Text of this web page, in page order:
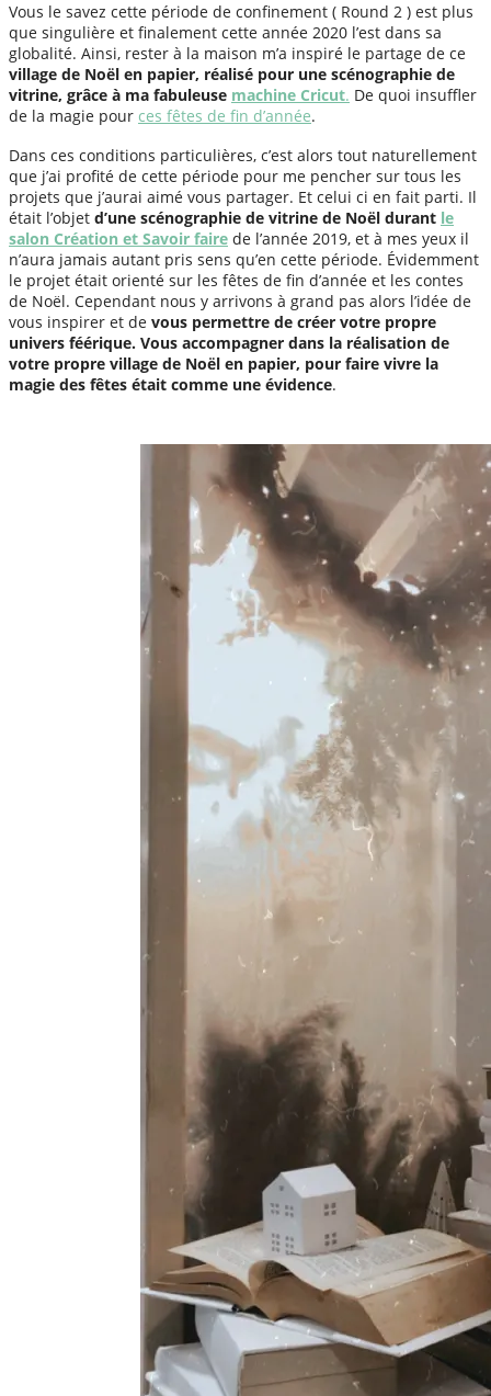
Vous le savez cette période de confinement ( Round 2 ) est plus
que singulière et finalement cette année 2020 l’est dans sa
globalité. Ainsi, rester à la maison m’a inspiré le partage de ce
village de Noël en papier, réalisé pour une scénographie de
vitrine, grâce à ma fabuleuse machine Cricut. De quoi insuffler
de la magie pour ces fêtes de fin d’année.
Dans ces conditions particulières, c’est alors tout naturellement
que j’ai profité de cette période pour me pencher sur tous les
projets que j’aurai aimé vous partager. Et celui ci en fait parti. Il
était l’objet d’une scénographie de vitrine de Noël durant le
salon Création et Savoir faire de l’année 2019, et à mes yeux il
n’aura jamais autant pris sens qu’en cette période. Évidemment
le projet était orienté sur les fêtes de fin d’année et les contes
de Noël. Cependant nous y arrivons à grand pas alors l’idée de
vous inspirer et de vous permettre de créer votre propre
univers féérique. Vous accompagner dans la réalisation de
votre propre village de Noël en papier, pour faire vivre la
magie des fêtes était comme une évidence.